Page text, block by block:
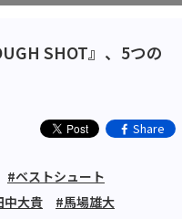
SHOT』、5つの
Share
#ベストシュート
中大貴 #馬場雄大